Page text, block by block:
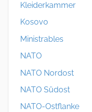
Kleiderkammer
Kosovo
Ministrables
NATO
NATO Nordost
NATO Südost
NATO-Ostflanke